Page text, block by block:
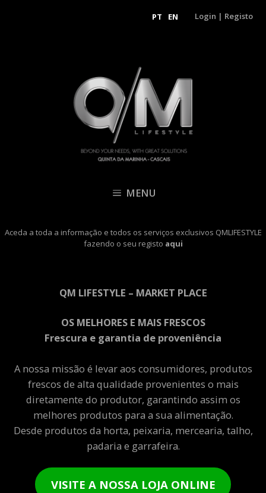
PT EN Login | Registo
MENU
Aceda a toda a informação e todos os serviços exclusivos QMLIFESTYLE
fazendo o seu registo aqui
QM LIFESTYLE – MARKET PLACE
OS MELHORES E MAIS FRESCOS
Frescura e garantia de proveniência
A nossa missão é levar aos consumidores, produtos
frescos de alta qualidade provenientes o mais
diretamente do produtor, garantindo assim os
melhores produtos para a sua alimentação.
Desde produtos da horta, peixaria, mercearia, talho,
padaria e garrafeira.
VISITE A NOSSA LOJA ONLINE